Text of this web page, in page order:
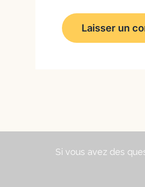
Si vous avez des